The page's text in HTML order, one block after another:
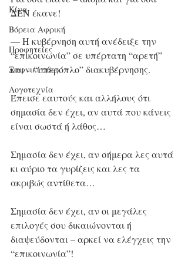
Κίνα
Βόρεια Αφρική
Προφητείες
Ξαφνικίτιδες
Λογοτεχνία
ΔΕΝ έκανε!
— Η κυβέρνηση αυτή ανέδειξε την
“επικοινωνία” σε υπέρτατη “αρετή”
και – “υπερόπλο” διακυβέρνησης.
Έπεισε εαυτούς και αλλήλους ότι
σημασία δεν έχει, αν αυτά που κάνεις
είναι σωστά ή λάθος…
Σημασία δεν έχει, αν σήμερα λες αυτά
κι αύριο τα γυρίζεις και λες τα
ακριβώς αντίθετα…
Σημασία δεν έχει, αν οι μεγάλες
επιλογές σου δικαιώνονται ή
διαψεύδονται – αρκεί να ελέγχεις την
“επικοινωνία”!